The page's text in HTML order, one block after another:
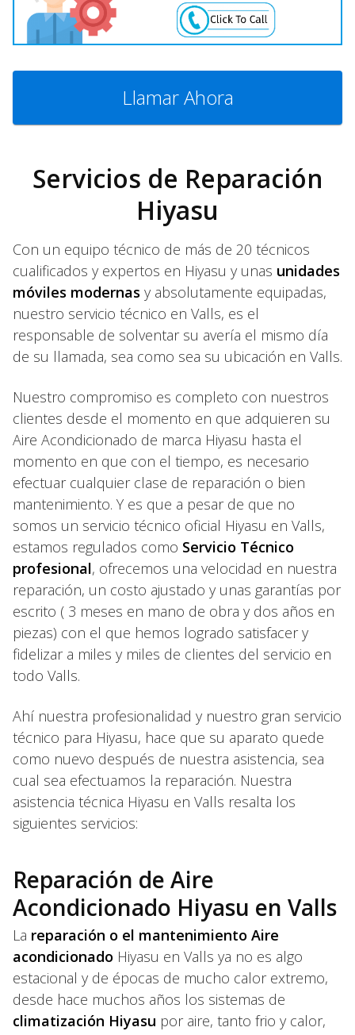
Llamar Ahora
Servicios de Reparación
Hiyasu
Con un equipo técnico de más de 20 técnicos
cualificados y expertos en Hiyasu y unas unidades
móviles modernas y absolutamente equipadas,
nuestro servicio técnico en Valls, es el
responsable de solventar su avería el mismo día
de su llamada, sea como sea su ubicación en Valls.
Nuestro compromiso es completo con nuestros
clientes desde el momento en que adquieren su
Aire Acondicionado de marca Hiyasu hasta el
momento en que con el tiempo, es necesario
efectuar cualquier clase de reparación o bien
mantenimiento. Y es que a pesar de que no
somos un servicio técnico oficial Hiyasu en Valls,
estamos regulados como Servicio Técnico
profesional, ofrecemos una velocidad en nuestra
reparación, un costo ajustado y unas garantías por
escrito ( 3 meses en mano de obra y dos años en
piezas) con el que hemos logrado satisfacer y
fidelizar a miles y miles de clientes del servicio en
todo Valls.
Ahí nuestra profesionalidad y nuestro gran servicio
técnico para Hiyasu, hace que su aparato quede
como nuevo después de nuestra asistencia, sea
cual sea efectuamos la reparación. Nuestra
asistencia técnica Hiyasu en Valls resalta los
siguientes servicios:
Reparación de Aire
Acondicionado Hiyasu en Valls
La reparación o el mantenimiento Aire
acondicionado Hiyasu en Valls ya no es algo
estacional y de épocas de mucho calor extremo,
desde hace muchos años los sistemas de
climatización Hiyasu por aire, tanto frio y calor,